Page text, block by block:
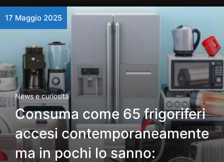
17 Maggio 2025
News e curiosità
Consuma come 65 frigoriferi
accesi contemporaneamente
ma in pochi lo sanno: